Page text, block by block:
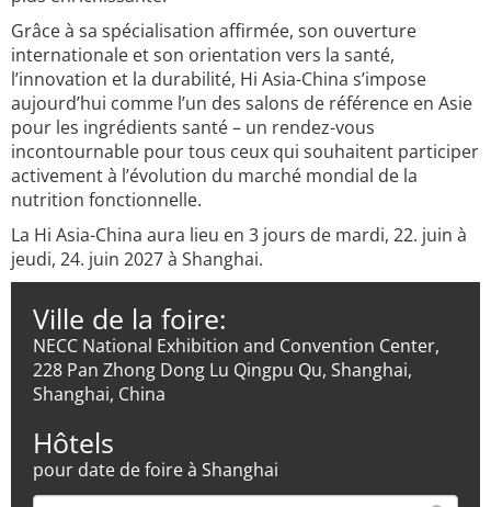
Grâce à sa spécialisation affirmée, son ouverture
internationale et son orientation vers la santé,
l’innovation et la durabilité, Hi Asia-China s’impose
aujourd’hui comme l’un des salons de référence en Asie
pour les ingrédients santé – un rendez-vous
incontournable pour tous ceux qui souhaitent participer
activement à l’évolution du marché mondial de la
nutrition fonctionnelle.
La Hi Asia-China aura lieu en 3 jours de mardi, 22. juin à
jeudi, 24. juin 2027 à Shanghai.
Ville de la foire:
NECC National Exhibition and Convention Center,
228 Pan Zhong Dong Lu Qingpu Qu, Shanghai,
Shanghai, China
Hôtels
pour date de foire à Shanghai